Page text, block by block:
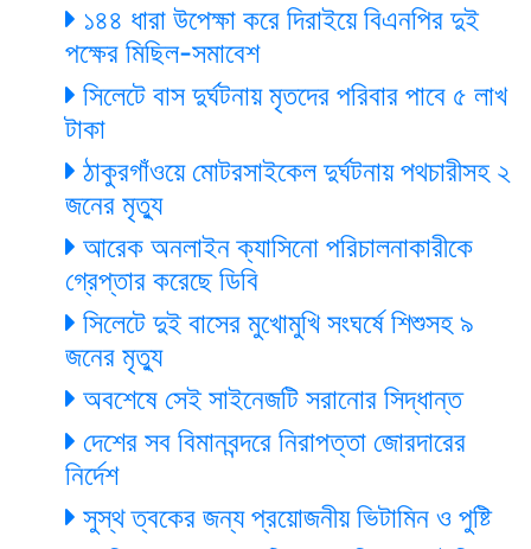
১৪৪ ধারা উপেক্ষা করে দিরাইয়ে বিএনপির দুই
পক্ষের মিছিল-সমাবেশ
সিলেটে বাস দুর্ঘটনায় মৃতদের পরিবার পাবে ৫ লাখ
টাকা
ঠাকুরগাঁওয়ে মোটরসাইকেল দুর্ঘটনায় পথচারীসহ ২
জনের মৃত্যু
আরেক অনলাইন ক্যাসিনো পরিচালনাকারীকে
গ্রেপ্তার করেছে ডিবি
সিলেটে দুই বাসের মুখোমুখি সংঘর্ষে শিশুসহ ৯
জনের মৃত্যু
অবশেষে সেই সাইনেজটি সরানোর সিদ্ধান্ত
দেশের সব বিমানবন্দরে নিরাপত্তা জোরদারের
নির্দেশ
সুস্থ ত্বকের জন্য প্রয়োজনীয় ভিটামিন ও পুষ্টি